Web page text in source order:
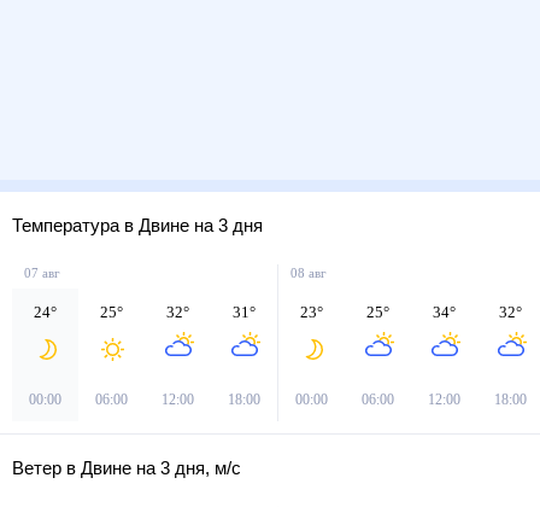
Температура в Двине на 3 дня
07 авг
24°
00:00
25°
06:00
32°
12:00
31°
18:00
08 авг
23°
00:00
25°
06:00
34°
12:00
32°
18:00
Ветер в Двине на 3 дня, м/с